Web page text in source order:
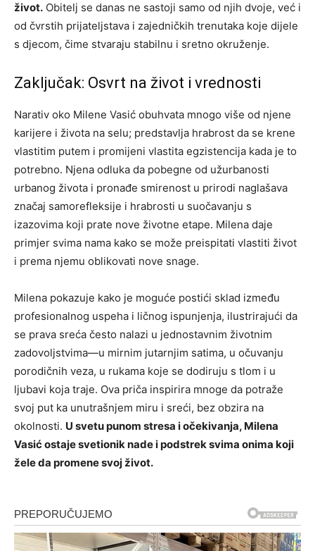
život. Obitelj se danas ne sastoji samo od njih dvoje, već i
od čvrstih prijateljstava i zajedničkih trenutaka koje dijele
s djecom, čime stvaraju stabilnu i sretno okruženje.
Zaključak: Osvrt na život i vrednosti
Narativ oko Milene Vasić obuhvata mnogo više od njene
karijere i života na selu; predstavlja hrabrost da se krene
vlastitim putem i promijeni vlastita egzistencija kada je to
potrebno. Njena odluka da pobegne od užurbanosti
urbanog života i pronađe smirenost u prirodi naglašava
značaj samorefleksije i hrabrosti u suočavanju s
izazovima koji prate nove životne etape. Milena daje
primjer svima nama kako se može preispitati vlastiti život
i prema njemu oblikovati nove snage.
Milena pokazuje kako je moguće postići sklad između
profesionalnog uspeha i ličnog ispunjenja, ilustrirajući da
se prava sreća često nalazi u jednostavnim životnim
zadovoljstvima—u mirnim jutarnjim satima, u očuvanju
porodičnih veza, u rukama koje se dodiruju s tlom i u
ljubavi koja traje. Ova priča inspirira mnoge da potraže
svoj put ka unutrašnjem miru i sreći, bez obzira na
okolnosti. U svetu punom stresa i očekivanja, Milena
Vasić ostaje svetionik nade i podstrek svima onima koji
žele da promene svoj život.